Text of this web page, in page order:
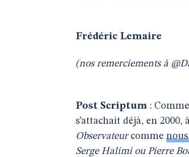
Frédéric Lemaire
(nos remerciements à
Post Scriptum :
s’attachait déjà, en
Observateurcomme
Serge Halimi ou Pierre